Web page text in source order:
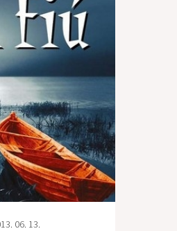
06. 13.